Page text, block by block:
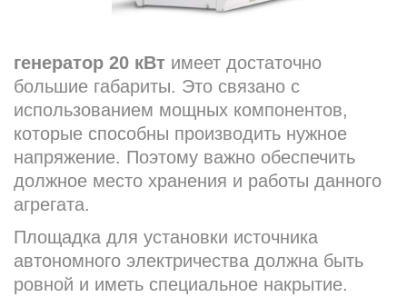
генератор 20 кВт имеет достаточно
большие габариты. Это связано с
использованием мощных компонентов,
которые способны производить нужное
напряжение. Поэтому важно обеспечить
должное место хранения и работы данного
агрегата.
Площадка для установки источника
автономного электричества должна быть
ровной и иметь специальное накрытие.